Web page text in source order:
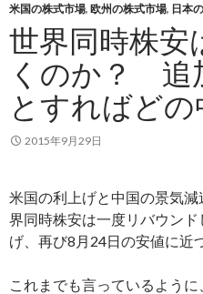
米国の株式市場, 欧州の株式市場, 日本
世界同時株安
くのか？ 追
とすればどの
2015年9月29日
米国の利上げと中国の景気
界同時株安は一度リバウン
げ、再び8月24日の安値に近
これまでも言っているよう